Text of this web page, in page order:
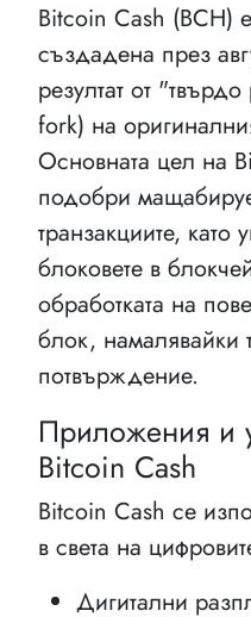
Bitcoin Cash (BCH)
създадена през
резултат от
fork) на
Основната цел на
подобри
транзакциите, като
блоковете в
обработката на
блок, намалявайки
потвърждение.
Приложения и
Bitcoin Cash
Bitcoin Cash се
в света на
Дигитални